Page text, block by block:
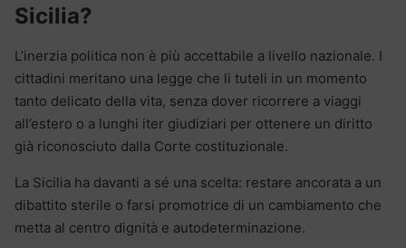
Sicilia?
L’inerzia politica non è più accettabile a livello nazionale. I
cittadini meritano una legge che li tuteli in un momento
tanto delicato della vita, senza dover ricorrere a viaggi
all’estero o a lunghi iter giudiziari per ottenere un diritto
già riconosciuto dalla Corte costituzionale.
La Sicilia ha davanti a sé una scelta: restare ancorata a un
dibattito sterile o farsi promotrice di un cambiamento che
metta al centro dignità e autodeterminazione.